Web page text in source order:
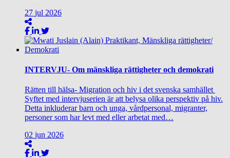
27 jul 2026
INTERVJU- Om mänskliga rättigheter och demokrati
Rätten till hälsa- Migration och hiv i det svenska samhället
Syftet med intervjuserien är att belysa olika perspektiv på hiv.
Detta inkluderar barn och unga, vårdpersonal, migranter,
personer som har levt med eller arbetat med…
02 jun 2026